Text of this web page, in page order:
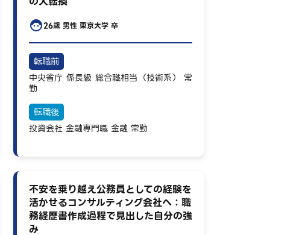
26歳 男性 東京大学 卒
転職前
中央省庁 係長級 総合職相当（技術系）
常
勤
転職後
投資会社 金融専門職 金融 常勤
不安を乗り越え公務員としての経験を
活かせるコンサルティング会社へ：職
務経歴書作成過程で見出した自分の強
み